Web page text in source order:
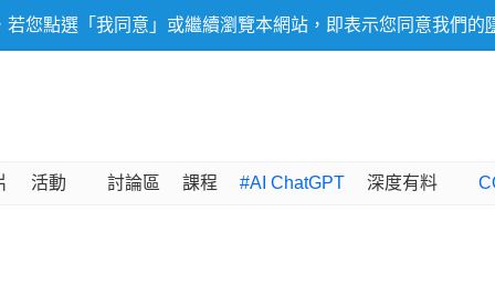
您點選「我同意」或繼續瀏覽本網站，即表示您同意我們的
活動 討論區 課程 #AI ChatGPT 深度有料